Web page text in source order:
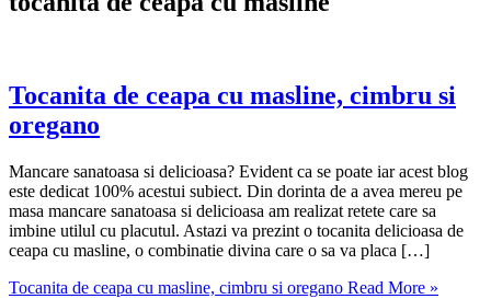
Tocanita de ceapa cu masline, cimbru si
oregano
Mancare sanatoasa si delicioasa? Evident ca se poate iar acest blog
este dedicat 100% acestui subiect. Din dorinta de a avea mereu pe
masa mancare sanatoasa si delicioasa am realizat retete care sa
imbine utilul cu placutul. Astazi va prezint o tocanita delicioasa de
ceapa cu masline, o combinatie divina care o sa va placa […]
Tocanita de ceapa cu masline, cimbru si oregano Read More »